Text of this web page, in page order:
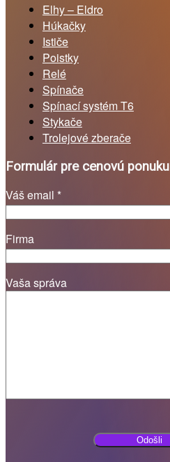
Elhy – Eldro
Húkačky
Ističe
Poistky
Relé
Spínače
Spínací systém T6
Stykače
Trolejové zberače
Formulár pre cenovú ponuku
Váš email *
Firma
Vaša správa